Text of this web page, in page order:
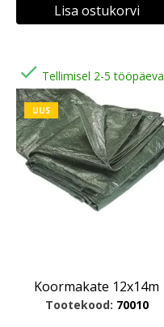
Lisa ostukorvi
 Tellimisel 2-5 tööpäeva
UUS
Koormakate 12x14m
Tootekood: 70010